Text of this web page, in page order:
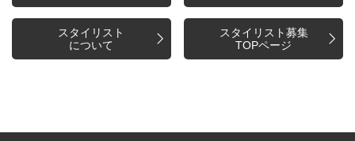
スタイリスト
について
スタイリスト募集
TOPページ